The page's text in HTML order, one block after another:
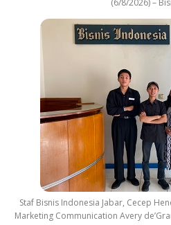
(6/8/2026) –
Staf Bisnis Indonesia Jabar, Cecep
Marketing Communication Avery